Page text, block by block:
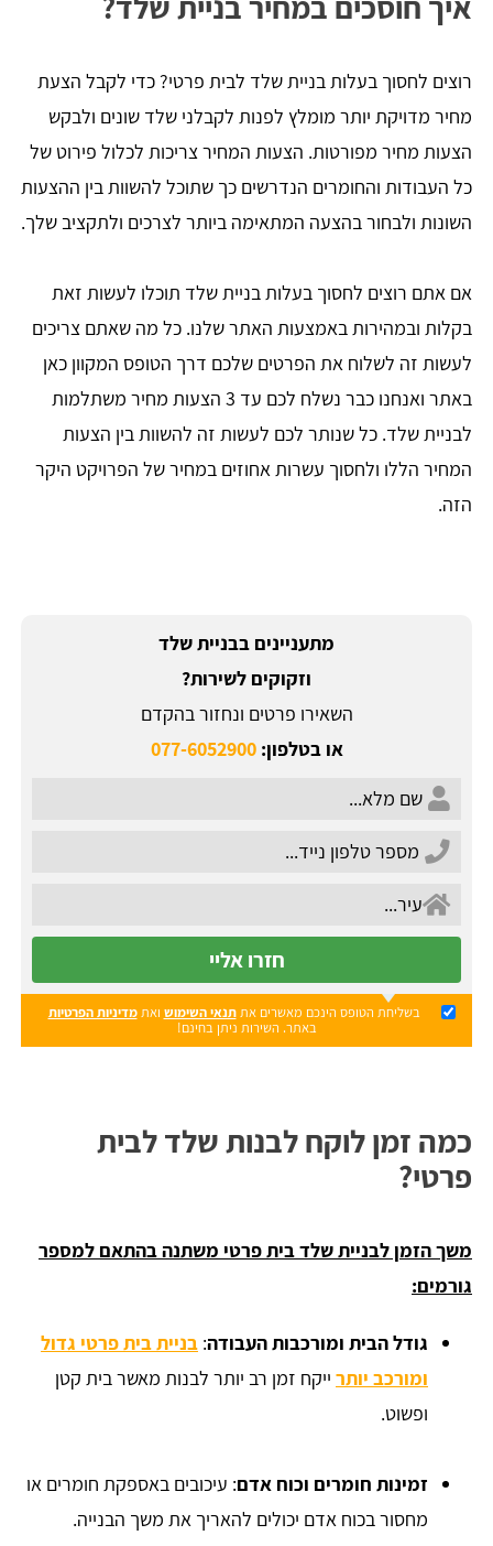
רוצים לחסוך בעלות בניית שלד לבית פרטי? כדי לקבל הצעת
מחיר מדויקת יותר מומלץ לפנות לקבלני שלד שונים ולבקש
הצעות מחיר מפורטות. הצעות המחיר צריכות לכלול פירוט של
כל העבודות והחומרים הנדרשים כך שתוכל להשוות בין ההצעות
השונות ולבחור בהצעה המתאימה ביותר לצרכים ולתקציב שלך.
אם אתם רוצים לחסוך בעלות בניית שלד תוכלו לעשות זאת
בקלות ובמהירות באמצעות האתר שלנו. כל מה שאתם צריכים
לעשות זה לשלוח את הפרטים שלכם דרך הטופס המקוון כאן
באתר ואנחנו כבר נשלח לכם עד 3 הצעות מחיר משתלמות
לבניית שלד. כל שנותר לכם לעשות זה להשוות בין הצעות
המחיר הללו ולחסוך עשרות אחוזים במחיר של הפרויקט היקר
הזה.
מתעניינים בבניית שלד
וזקוקים לשירות?
השאירו פרטים ונחזור בהקדם
או בטלפון:077-6052900
חזרו אליי
בשליחת הטופס הינכם מאשרים אתתנאי השימוש ואתמדיניות הפרטיות
באתר. השירות ניתן בחינם!
כמה זמן לוקח לבנות שלד לבית
פרטי?
משך הזמן לבניית שלד בית פרטי משתנה בהתאם למספר
גורמים:
גודל הבית ומורכבות העבודה: בניית בית פרטי גדול
ומורכב יותר ייקח זמן רב יותר לבנות מאשר בית קטן
ופשוט.
זמינות חומרים וכוח אדם: עיכובים באספקת חומרים או
מחסור בכוח אדם יכולים להאריך את משך הבנייה.